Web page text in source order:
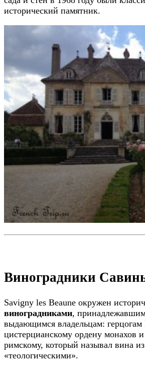
исторический памятник.
Виноградники
Savigny les Beaune окружен
виноградниками,
выдающимся владельцам: герцогам
цистерцианскому ордену монахов
римскому, который называл вина
«теологическими».